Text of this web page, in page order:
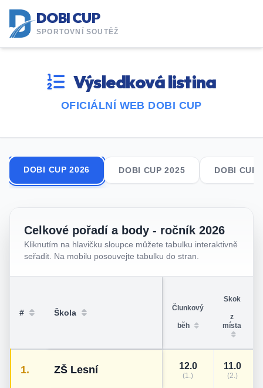
DOBI CUP
SPORTOVNÍ SOUTĚŽ
Výsledková listina
OFICIÁLNÍ WEB DOBI CUP
DOBI CUP 2026 DOBI CUP 2025 DOBI CUP
Celkové pořadí a body - ročník 2026
Kliknutím na hlavičku sloupce můžete tabulku interaktivně
seřadit. Na mobilu posouvejte tabulku do stran.
# Škola Člunkový
běh
Skok
z
místa
1. ZŠ Lesní 12.0
(1.)
11.0
(2.)